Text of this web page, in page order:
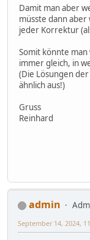
Damit man aber
müsste dann
jeder Korrektur
Somit könnte
immer gleich, in
(Die Lösungen
ähnlich aus!)
Gruss
Reinhard
admin
September 14, 2024,